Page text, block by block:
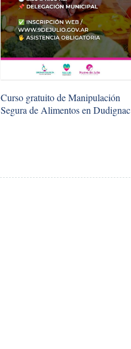
Curso gratuito de Manipulación
Segura de Alimentos en Dudignac